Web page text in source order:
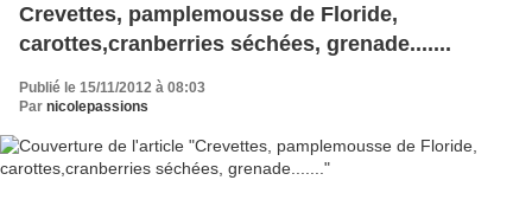
Crevettes, pamplemousse de Floride,
carottes,cranberries séchées, grenade.......
Publié le 15/11/2012 à 08:03
Par nicolepassions